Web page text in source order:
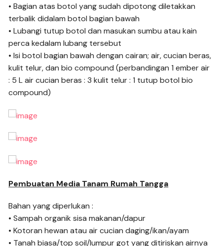
• Bagian atas botol yang sudah dipotong diletakkan
terbalik didalam botol bagian bawah
• Lubangi tutup botol dan masukan sumbu atau kain
perca kedalam lubang tersebut
• Isi botol bagian bawah dengan cairan; air, cucian beras,
kulit telur, dan bio compound (perbandingan 1 ember air
: 5 L air cucian beras : 3 kulit telur : 1 tutup botol bio
compound)
Pembuatan Media Tanam Rumah Tangga
Bahan yang diperlukan :
• Sampah organik sisa makanan/dapur
• Kotoran hewan atau air cucian daging/ikan/ayam
• Tanah biasa/top soil/lumpur got yang ditiriskan airnya